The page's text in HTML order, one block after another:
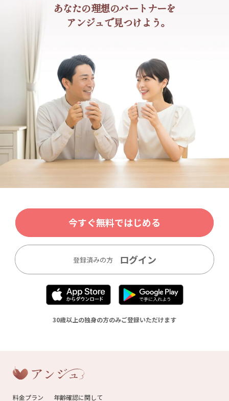
あなたの理想のパートナーを
アンジュで見つけよう。
今すぐ無料ではじめる
登録済みの方 ログイン
30歳以上の独身の方のみご登録いただけます
料金プラン 年齢確認に関して